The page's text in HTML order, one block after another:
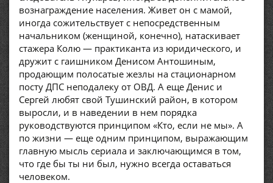
вознаграждение населения. Живет он с мамой,
иногда сожительствует с непосредственным
начальником (женщиной, конечно), натаскивает
стажера Колю — практиканта из юридического, и
дружит с гаишником Денисом Антошиным,
продающим полосатые жезлы на стационарном
посту ДПС неподалеку от ОВД. А еще Денис и
Сергей любят свой Тушинский район, в котором
выросли, и в наведении в нем порядка
руководствуются принципом «Кто, если не мы». А
по жизни — еще одним принципом, выражающим
главную мысль сериала и заключающимся в том,
что где бы ты ни был, нужно всегда оставаться
человеком.